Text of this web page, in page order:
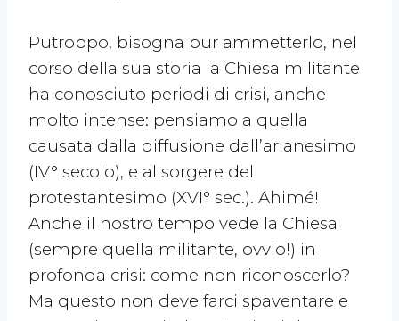
Putroppo, bisogna pur ammetterlo, nel
corso della sua storia la Chiesa militante
ha conosciuto periodi di crisi, anche
molto intense: pensiamo a quella
causata dalla diffusione dall’arianesimo
(IV° secolo), e al sorgere del
protestantesimo (XVI° sec.). Ahimé!
Anche il nostro tempo vede la Chiesa
(sempre quella militante, ovvio!) in
profonda crisi: come non riconoscerlo?
Ma questo non deve farci spaventare e